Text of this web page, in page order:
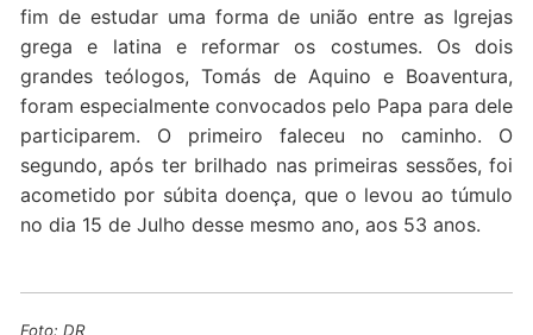
fim de estudar uma forma de união entre as Igrejas
grega e latina e reformar os costumes. Os dois
grandes teólogos, Tomás de Aquino e Boaventura,
foram especialmente convocados pelo Papa para dele
participarem. O primeiro faleceu no caminho. O
segundo, após ter brilhado nas primeiras sessões, foi
acometido por súbita doença, que o levou ao túmulo
no dia 15 de Julho desse mesmo ano, aos 53 anos.
Foto: DR